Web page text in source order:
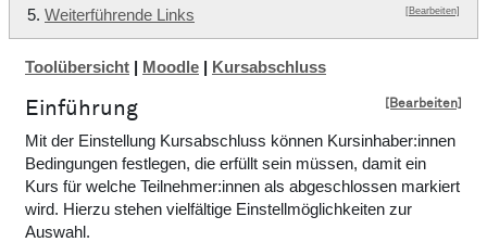
5. Weiterführende Links [Bearbeiten]
Toolübersicht Moodle Kursabschluss
Einführung [Bearbeiten]
Mit der Einstellung Kursabschluss können Kursinhaber:innen
Bedingungen festlegen, die erfüllt sein müssen, damit ein
Kurs für welche Teilnehmer:innen als abgeschlossen markiert
wird. Hierzu stehen vielfältige Einstellmöglichkeiten zur
Auswahl.